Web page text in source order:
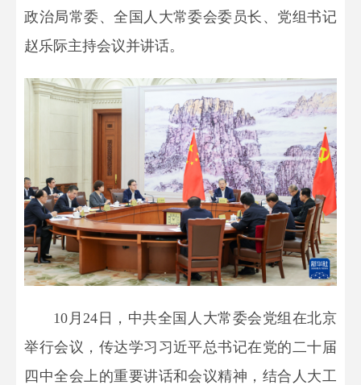
政治局常委、全国人大常委会委员长、党组书记
赵乐际主持会议并讲话。
10月24日，中共全国人大常委会党组在北京
举行会议，传达学习习近平总书记在党的二十届
四中全会上的重要讲话和会议精神，结合人大工